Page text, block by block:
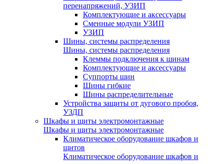
перенапряжений, УЗИП
Комплектующие и аксессуары
Сменные модули УЗИП
УЗИП
Шины, системы распределения
Шины, системы распределения
Клеммы подключения к шинам
Комплектующие и аксессуары
Суппорты шин
Шины гибкие
Шины распределительные
Устройства защиты от дугового пробоя,
УЗДП
Шкафы и щиты электромонтажные
Шкафы и щиты электромонтажные
Климатическое оборудование шкафов и
щитов
Климатическое оборудование шкафов и